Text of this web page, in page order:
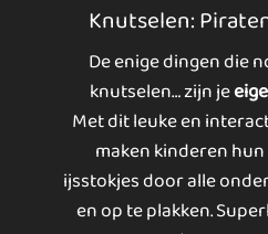
Knutselen:
De enige dingen die
knutselen… zijn je
Met dit leuke en
maken kinderen
ijsstokjes door alle
en op te plakken.